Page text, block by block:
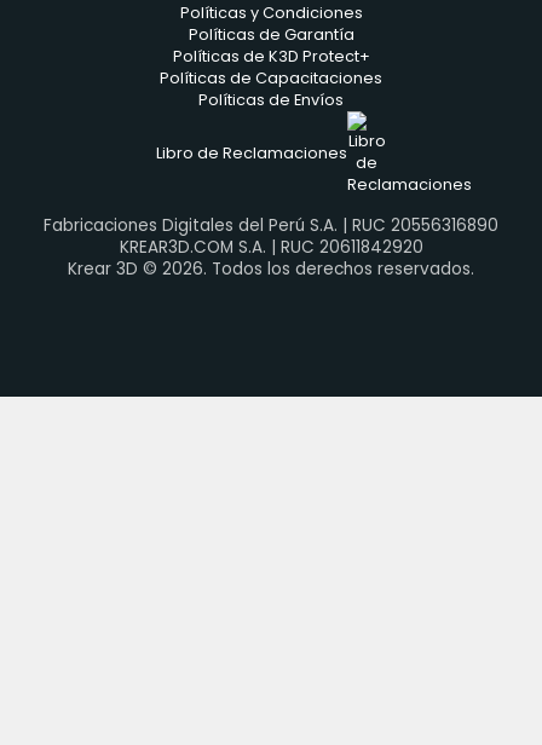
Políticas y Condiciones
Políticas de Garantía
Políticas de K3D Protect+
Políticas de Capacitaciones
Políticas de Envíos
Libro de Reclamaciones
Fabricaciones Digitales del Perú S.A. | RUC 20556316890
KREAR3D.COM S.A. | RUC 20611842920
Krear 3D © 2026. Todos los derechos reservados.